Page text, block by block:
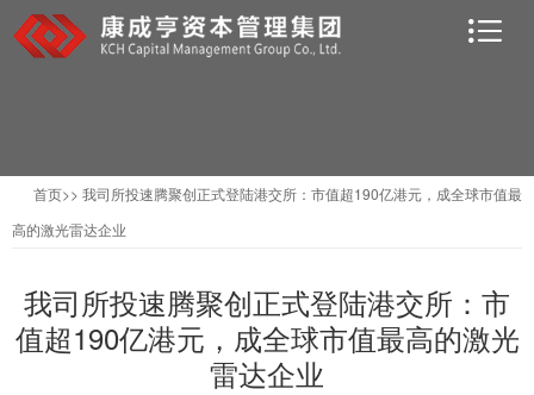
首页>> 我司所投速腾聚创正式登陆港交所：市值超190亿港元，成全球市值最
高的激光雷达企业
我司所投速腾聚创正式登陆港交所：市
值超190亿港元，成全球市值最高的激光
雷达企业